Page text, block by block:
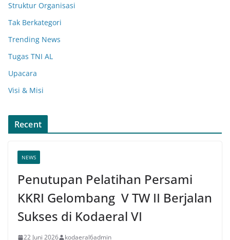
Struktur Organisasi
Tak Berkategori
Trending News
Tugas TNI AL
Upacara
Visi & Misi
Recent
NEWS
Penutupan Pelatihan Persami
KKRI Gelombang V TW II Berjalan
Sukses di Kodaeral VI
22 Juni 2026 kodaeral6admin